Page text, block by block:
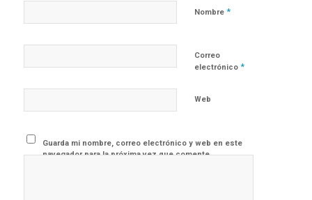
Nombre *
Correo
electrónico *
Web
Guarda mi nombre, correo electrónico y web en este
navegador para la próxima vez que comente.